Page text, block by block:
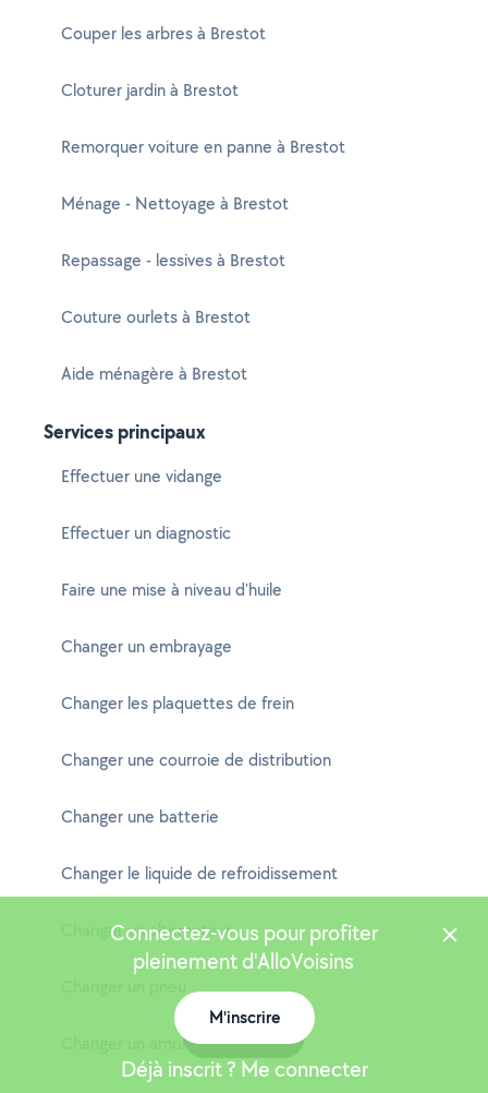
Couper les arbres à Brestot
Cloturer jardin à Brestot
Remorquer voiture en panne à Brestot
Ménage - Nettoyage à Brestot
Repassage - lessives à Brestot
Couture ourlets à Brestot
Aide ménagère à Brestot
Services principaux
Effectuer une vidange
Effectuer un diagnostic
Faire une mise à niveau d'huile
Changer un embrayage
Changer les plaquettes de frein
Changer une courroie de distribution
Changer une batterie
Changer le liquide de refroidissement
Changer un alternateur
Changer un amortisseur
Connectez-vous pour profiter
pleinement d'AlloVoisins
M'inscrire
Déjà inscrit ? Me connecter